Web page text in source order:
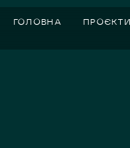
ГОЛОВНА ПРОЄКТИ